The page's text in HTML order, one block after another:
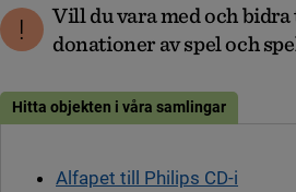
Vill du vara med och
donationer av spel och
Hitta objekten i våra samlingar
Alfapet till Philips CD-i